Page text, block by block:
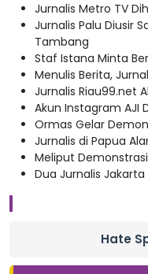
Jurnalis Metro TV
Jurnalis Palu Diusir
Tambang
Staf Istana Minta
Menulis Berita,
Jurnalis Riau99.net
Akun Instagram AJI
Ormas Gelar
Jurnalis di Papua
Meliput
Dua Jurnalis Jakarta
Hate